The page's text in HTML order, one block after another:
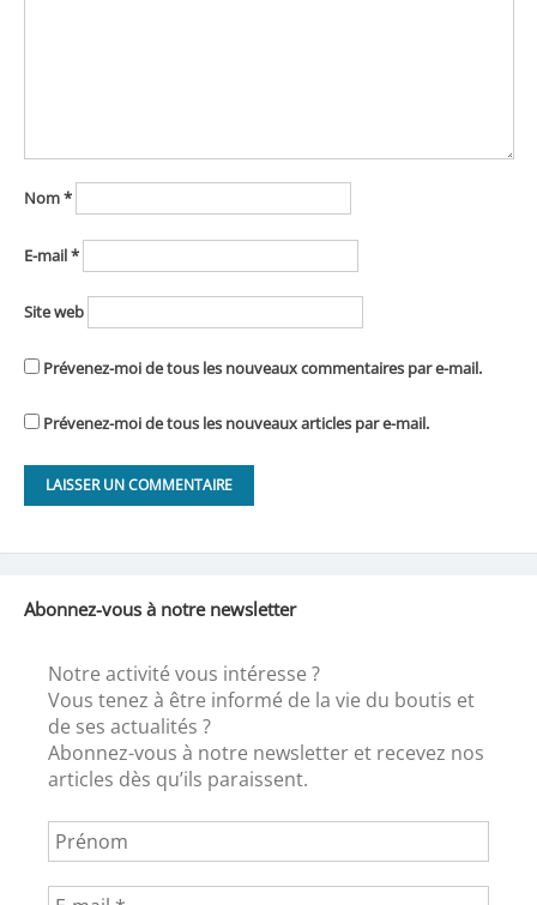
Nom*
E-mail*
Site web
Prévenez-moi de tous les nouveaux commentaires par e-mail.
Prévenez-moi de tous les nouveaux articles par e-mail.
Abonnez-vous à notre newsletter
Notre activité vous intéresse ?
Vous tenez à être informé de la vie du boutis et
de ses actualités ?
Abonnez-vous à notre newsletter et recevez nos
articles dès qu’ils paraissent.